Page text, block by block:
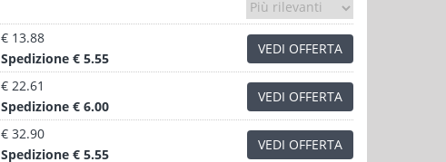
€ 13.88
Spedizione € 5.55
VEDI OFFERTA
€ 22.61
Spedizione € 6.00
VEDI OFFERTA
€ 32.90
Spedizione € 5.55
VEDI OFFERTA